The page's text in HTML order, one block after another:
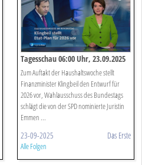
Tagesschau 06:00 Uhr, 23.09.2025
Zum Auftakt der Haushaltswoche stellt
Finanzminister Klingbeil den Entwurf für
2026 vor, Wahlausschuss des Bundestags
schlägt die von der SPD nominierte Juristin
Emmen ...
23-09-2025 Das Erste
Alle Folgen